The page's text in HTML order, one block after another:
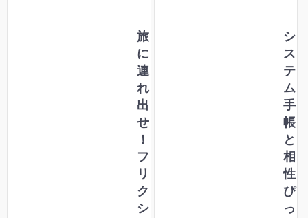
旅
に
連
れ
出
せ
！
フ
リ
ク
シ
シ
ス
テ
ム
手
帳
と
相
性
ぴ
っ